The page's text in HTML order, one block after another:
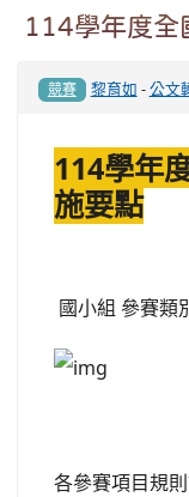
114學年度全
競賽 黎育如 -公文
114學年
施要點
國小組 參賽類
各參賽項目規則